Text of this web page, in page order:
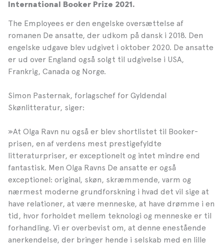
International Booker Prize 2021.
The Employees er den engelske oversættelse af
romanen De ansatte, der udkom på dansk i 2018. Den
engelske udgave blev udgivet i oktober 2020. De ansatte
er ud over England også solgt til udgivelse i USA,
Frankrig, Canada og Norge.
Simon Pasternak, forlagschef for Gyldendal
Skønlitteratur, siger:
»At Olga Ravn nu også er blev shortlistet til Booker-
prisen, en af verdens mest prestigefyldte
litteraturpriser, er exceptionelt og intet mindre end
fantastisk. Men Olga Ravns De ansatte er også
exceptionel: original, skøn, skræmmende, varm og
nærmest moderne grundforskning i hvad det vil sige at
have relationer, at være menneske, at have drømme i en
tid, hvor forholdet mellem teknologi og menneske er til
forhandling. Vi er overbevist om, at denne enestående
anerkendelse, der bringer hende i selskab med en lille